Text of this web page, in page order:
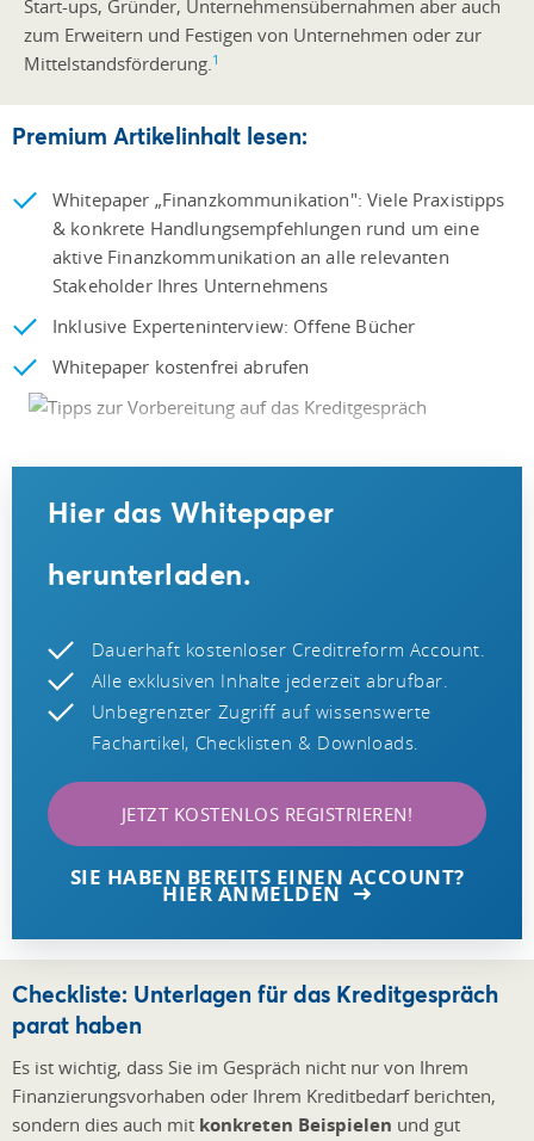
Start-ups, Gründer, Unternehmensübernahmen aber auch
zum Erweitern und Festigen von Unternehmen oder zur
Mittelstandsförderung.1
Premium Artikelinhalt lesen:
Whitepaper „Finanzkommunikation": Viele Praxistipps
& konkrete Handlungsempfehlungen rund um eine
aktive Finanzkommunikation an alle relevanten
Stakeholder Ihres Unternehmens
Inklusive Experteninterview: Offene Bücher
Whitepaper kostenfrei abrufen
Hier das Whitepaper
herunterladen.
Dauerhaft kostenloser Creditreform Account.
Alle exklusiven Inhalte jederzeit abrufbar.
Unbegrenzter Zugriff auf wissenswerte
Fachartikel, Checklisten & Downloads.
JETZT KOSTENLOS REGISTRIEREN!
SIE HABEN BEREITS EINEN ACCOUNT?
HIER ANMELDEN
Checkliste: Unterlagen für das Kreditgespräch
parat haben
Es ist wichtig, dass Sie im Gespräch nicht nur von Ihrem
Finanzierungsvorhaben oder Ihrem Kreditbedarf berichten,
sondern dies auch mit konkreten Beispielen und gut